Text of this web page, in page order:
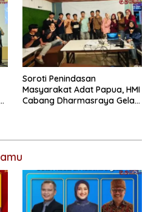
Soroti Penindasan
Masyarakat Adat Papua, HMI
Cabang Dharmasraya Gelar